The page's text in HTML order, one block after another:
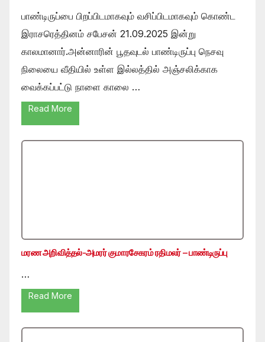
பாண்டிருப்பை பிறப்பிடமாகவும் வசிப்பிடமாகவும் கொண்ட
இராசரெத்தினம் சபேசன் 21.09.2025 இன்று
காலமானார்.அன்னாரின் பூதவுடல் பாண்டிருப்பு நெசவு
நிலையை வீதியில் உள்ள இல்லத்தில் அஞ்சலிக்காக
வைக்கப்பட்டு நாளை காலை …
Read More
மரண அறிவித்தல்-அமரர் குமாரசேகரம் ரதிமலர் – பாண்டிருப்பு
…
Read More